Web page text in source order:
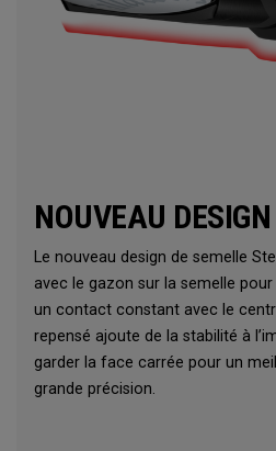
NOUVEAU
Le nouveau design de semelle
avec le gazon sur la semelle
un contact constant avec le
repensé ajoute de la stabilité à
garder la face carrée pour un
grande précision.